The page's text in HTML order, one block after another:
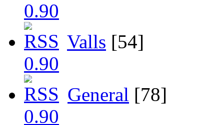
Valls [54]
General [78]